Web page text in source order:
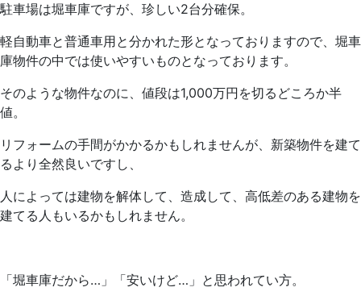
駐車場は堀車庫ですが、珍しい2台分確保。
軽自動車と普通車用と分かれた形となっておりますので、堀車
庫物件の中では使いやすいものとなっております。
そのような物件なのに、値段は1,000万円を切るどころか半
値。
リフォームの手間がかかるかもしれませんが、新築物件を建て
るより全然良いですし、
人によっては建物を解体して、造成して、高低差のある建物を
建てる人もいるかもしれません。
「堀車庫だから…」「安いけど…」と思われてい方。